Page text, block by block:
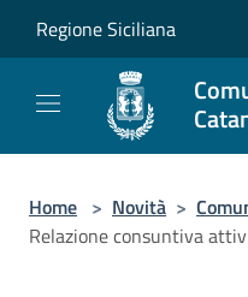
Regione Siciliana
Home > Novità >
Relazione consuntiva